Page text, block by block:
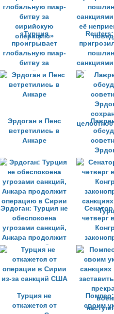
«Турция
проигрывает
глобальную пиар-
битву за
сирийскую
операцию»
её
Эрдоган и Пенс
встретились в
Анкаре
Эрдоган: Турция не
обеспокоена
угрозами санкций,
Анкара продолжит
операцию в Сирии
четверг
Турция не
откажется от
своим